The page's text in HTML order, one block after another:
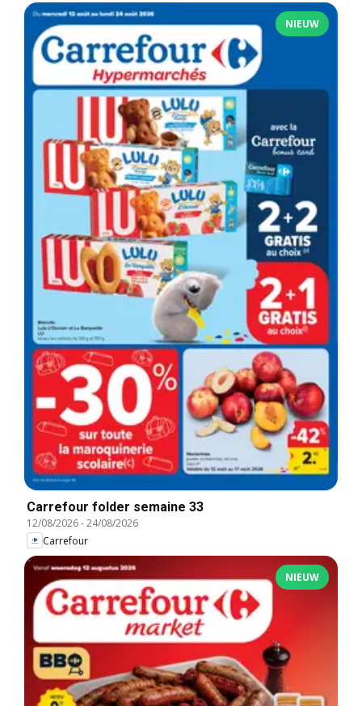
NIEUW
Carrefour folder semaine 33
12/08/2026-24/08/2026
Carrefour
NIEUW